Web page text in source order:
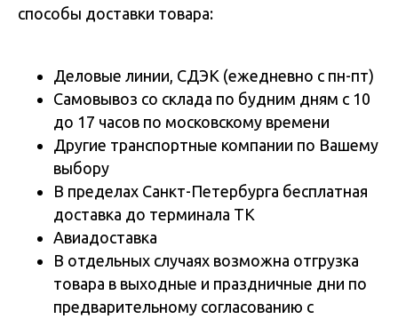
способы доставки товара:
Деловые линии, СДЭК (ежедневно с пн-пт)
Самовывоз со склада по будним дням с 10
до 17 часов по московскому времени
Другие транспортные компании по Вашему
выбору
В пределах Санкт-Петербурга бесплатная
доставка до терминала ТК
Авиадоставка
В отдельных случаях возможна отгрузка
товара в выходные и праздничные дни по
предварительному согласованию с